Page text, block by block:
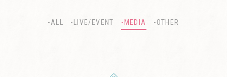
-ALL -LIVE/EVENT -MEDIA -OTHER